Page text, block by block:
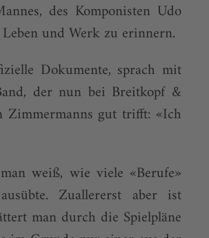
des Komponisten Udo
und Werk zu erinnern.
Dokumente, sprach mit
der nun bei Breitkopf &
Zimmermanns gut trifft: «Ich
weiß, wie viele «Berufe»
Zuallererst aber ist
man durch die Spielpläne